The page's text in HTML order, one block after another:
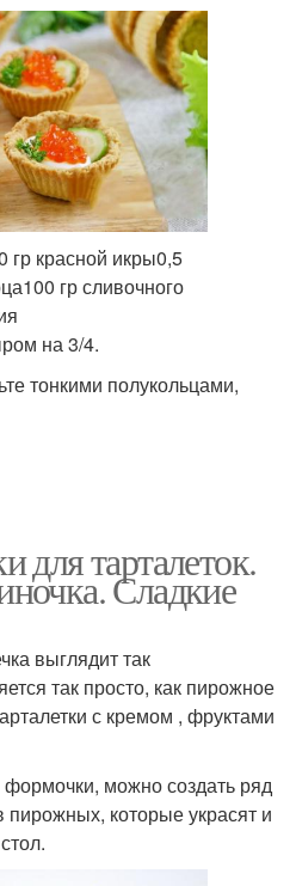
гр красной икры0,5
гр сливочного
на 3/4.
тонкими полукольцами,
для тарталеток.
Сладкие
выглядит так
так просто, как пирожное
с кремом , фруктами
можно создать ряд
пирожных, которые украсят и